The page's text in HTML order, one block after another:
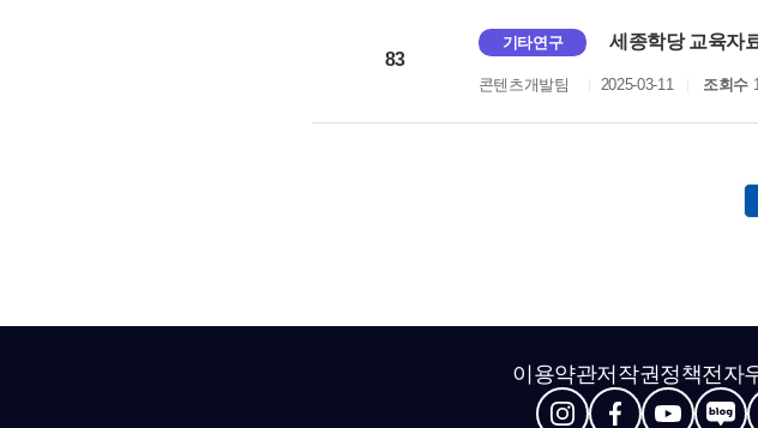
83
기타연구 세종학당 교육자
콘텐츠개발팀 2025-03-11 조회수
이용약관저작권정책전자